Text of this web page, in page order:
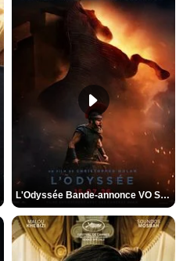
L'Odyssée Bande-annonce VO STFR